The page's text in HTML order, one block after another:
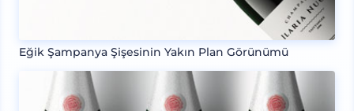
Eğik Şampanya Şişesinin Yakın Plan Görünümü